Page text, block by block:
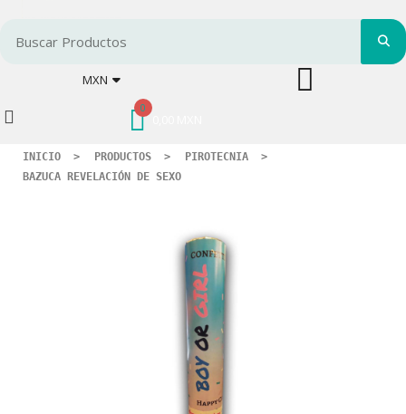
MXN
INICIO PRODUCTOS
PIROTECNIA
BAZUCA REVELACIÓN DE SEXO